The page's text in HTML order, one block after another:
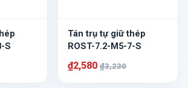
S
Tán trụ tự giữ thép
ROST-7.2-M5-7-S
₫2,580 ₫3,230